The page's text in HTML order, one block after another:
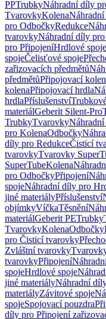
PPTrubkyNáhradní díly
TvarovkyKolena
pro OdbočkyRedukce
tvarovkyNáhradní díly
pro PřipojeníHrdlové spoje
spojeČelisťové spoje
zařizovacích předmětů
předmětůPřipojovací
kolenaPřipojovací hrdla
hrdlaPříslušenství
materiálGeberit Silent-Pro
TrubkyTvarovky
pro KolenaOdbočky
díly pro RedukceČisticí
tvarovkyTvarovky
SuperTubeKolena
pro OdbočkyPřipojení
spojeNáhradní díly pro
jiné materiályPříslušenství
objímkyVíčkaTěsnění
materiálGeberit PETrubky
TvarovkyKolenaOdbočky
pro Čisticí tvarovky
Zvláštní tvarovky
tvarovkyPřipojení
spojeHrdlové spoje
jiné materiályNáhradní
materiályZávitové spoje
spojeSpojovací pouzdra
díly pro Připojení